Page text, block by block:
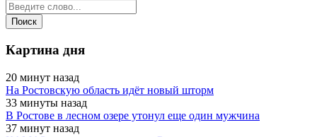
Картина дня
20 минут назад
На Ростовскую область идёт новый шторм
33 минуты назад
В Ростове в лесном озере утонул еще один мужчина
37 минут назад